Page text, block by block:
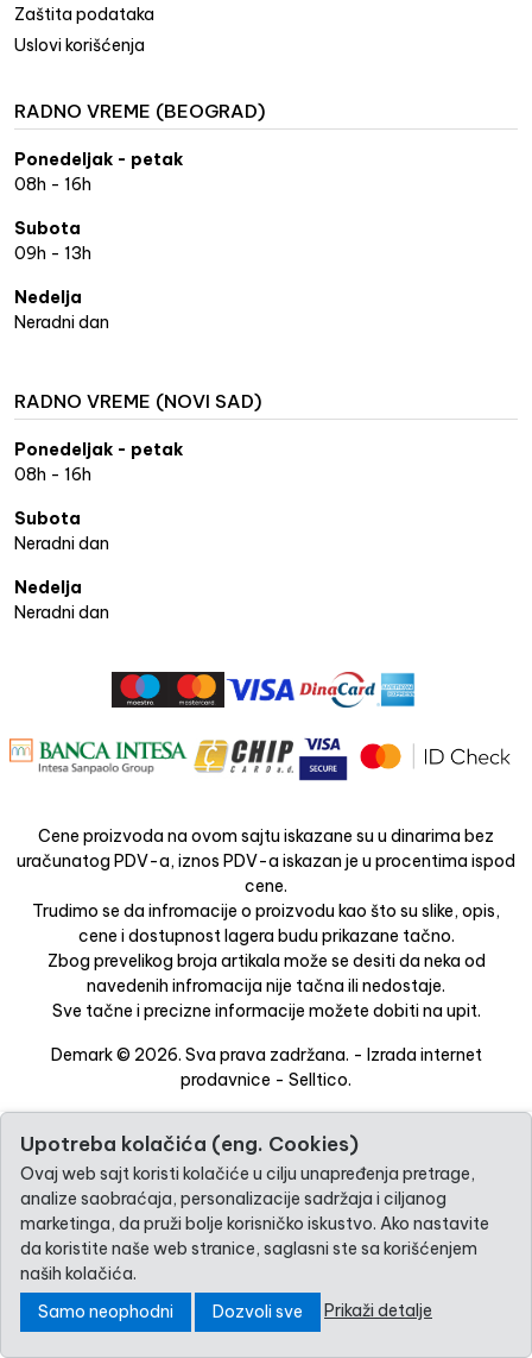
Zaštita podataka
Uslovi korišćenja
RADNO VREME (BEOGRAD)
Ponedeljak - petak
08h - 16h
Subota
09h - 13h
Nedelja
Neradni dan
RADNO VREME (NOVI SAD)
Ponedeljak - petak
08h - 16h
Subota
Neradni dan
Nedelja
Neradni dan
Cene proizvoda na ovom sajtu iskazane su u dinarima bez
uračunatog PDV-a, iznos PDV-a iskazan je u procentima ispod
cene.
Trudimo se da infromacije o proizvodu kao što su slike, opis,
cene i dostupnost lagera budu prikazane tačno.
Zbog prevelikog broja artikala može se desiti da neka od
navedenih infromacija nije tačna ili nedostaje.
Sve tačne i precizne informacije možete dobiti na upit.
Demark © 2026. Sva prava zadržana. - Izrada internet
prodavnice - Selltico.
Upotreba kolačića (eng. Cookies)
Ovaj web sajt koristi kolačiće u cilju unapređenja pretrage,
analize saobraćaja, personalizacije sadržaja i ciljanog
marketinga, da pruži bolje korisničko iskustvo. Ako nastavite
da koristite naše web stranice, saglasni ste sa korišćenjem
naših kolačića.
Samo neophodni
Dozvoli sve Prikaži detalje